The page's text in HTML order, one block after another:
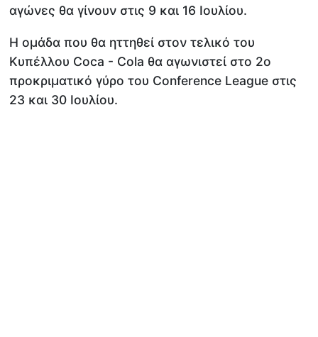
αγώνες θα γίνουν στις 9 και 16 Ιουλίου.
Η ομάδα που θα ηττηθεί στον τελικό του
Κυπέλλου Coca - Cola θα αγωνιστεί στο 2ο
προκριματικό γύρο του Conference League στις
23 και 30 Ιουλίου.